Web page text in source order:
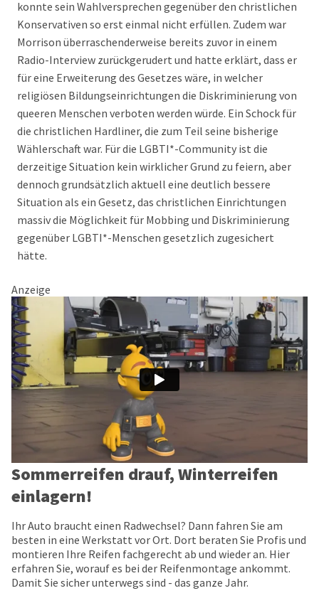
konnte sein Wahlversprechen gegenüber den christlichen
Konservativen so erst einmal nicht erfüllen. Zudem war
Morrison überraschenderweise bereits zuvor in einem
Radio-Interview zurückgerudert und hatte erklärt, dass er
für eine Erweiterung des Gesetzes wäre, in welcher
religiösen Bildungseinrichtungen die Diskriminierung von
queeren Menschen verboten werden würde. Ein Schock für
die christlichen Hardliner, die zum Teil seine bisherige
Wählerschaft war. Für die LGBTI*-Community ist die
derzeitige Situation kein wirklicher Grund zu feiern, aber
dennoch grundsätzlich aktuell eine deutlich bessere
Situation als ein Gesetz, das christlichen Einrichtungen
massiv die Möglichkeit für Mobbing und Diskriminierung
gegenüber LGBTI*-Menschen gesetzlich zugesichert
hätte.
Anzeige
Sommerreifen drauf, Winterreifen
einlagern!
Ihr Auto braucht einen Radwechsel? Dann fahren Sie am
besten in eine Werkstatt vor Ort. Dort beraten Sie Profis und
montieren Ihre Reifen fachgerecht ab und wieder an. Hier
erfahren Sie, worauf es bei der Reifenmontage ankommt.
Damit Sie sicher unterwegs sind - das ganze Jahr.